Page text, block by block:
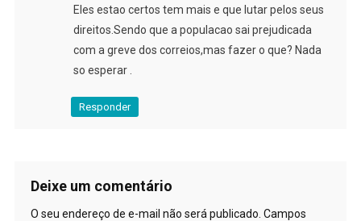
Eles estao certos tem mais e que lutar pelos seus
direitos.Sendo que a populacao sai prejudicada
com a greve dos correios,mas fazer o que? Nada
so esperar .
Responder
Deixe um comentário
O seu endereço de e-mail não será publicado. Campos